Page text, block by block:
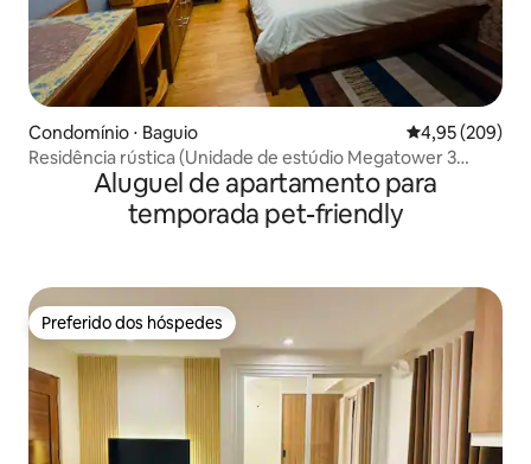
Condomínio ⋅ Baguio 4,95 de uma
4,95 (209)
Residência rústica (Unidade de estúdio Megatower 3
Aluguel de apartamento para
temporada pet-friendly
Preferido dos hóspedes
Preferido dos hóspedes